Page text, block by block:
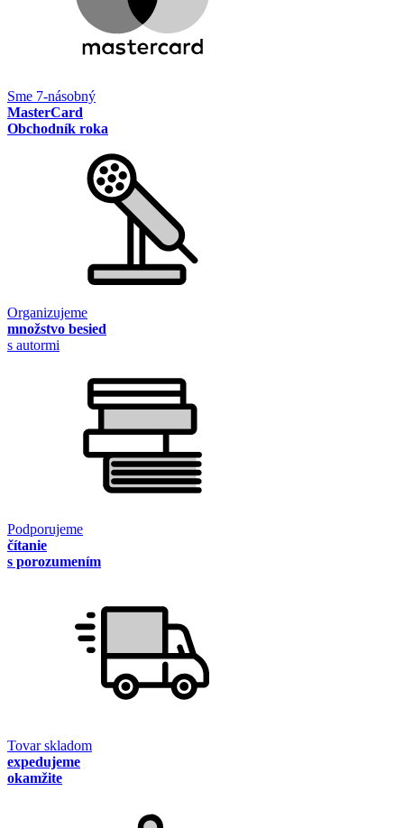
Sme 7-násobný
MasterCard
Obchodník roka
Organizujeme
množstvo besied
s autormi
Podporujeme
čítanie
s porozumením
Tovar skladom
expedujeme
okamžite